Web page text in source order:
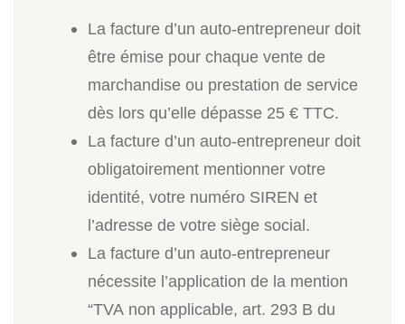
La facture d’un auto-entrepreneur doit
être émise pour chaque vente de
marchandise ou prestation de service
dès lors qu’elle dépasse 25 € TTC.
La facture d’un auto-entrepreneur doit
obligatoirement mentionner votre
identité, votre numéro SIREN et
l’adresse de votre siège social.
La facture d’un auto-entrepreneur
nécessite l’application de la mention
“TVA non applicable, art. 293 B du